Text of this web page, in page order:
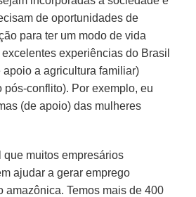
de oportunidades de
para ter um modo de vida
experiências do Brasil
apoio a agricultura familiar)
pós-conflito). Por exemplo, eu
(de apoio) das mulheres
que muitos empresários
ajudar a gerar emprego
amazônica. Temos mais de 400